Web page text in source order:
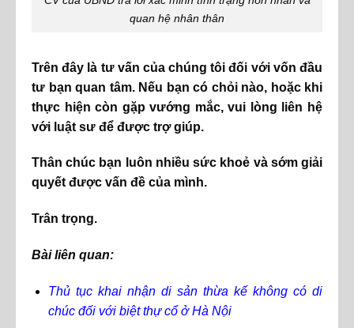
quan hệ nhân thân
Trên đây là tư vấn của chúng tôi đối với vốn đầu
tư bạn quan tâm. Nếu bạn có chỏi nào, hoặc khi
thực hiện còn gặp vướng mắc, vui lòng liên hệ
với luật sư để được trợ giúp.
Thân chúc bạn luôn nhiều sức khoẻ và sớm giải
quyết được vấn đề của mình.
Trân trọng.
Bài liên quan:
Thủ tục khai nhận di sản thừa kế không có di
chúc đối với biệt thự cổ ở Hà Nội